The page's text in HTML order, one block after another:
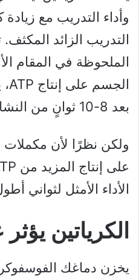
وأداء التدريب مع زيادة
التدريب الزائد
الملحوظة في المقام
بعد 8-10 ثوانٍ من النشاط عالي الكثافة.
ولكن نظرًا لأن مكملات
الأداء الأمثل لثواني
الكرياتين
يخزن دماغك